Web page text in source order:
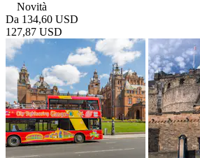
Novità
Da 134,60 USD
127,87 USD